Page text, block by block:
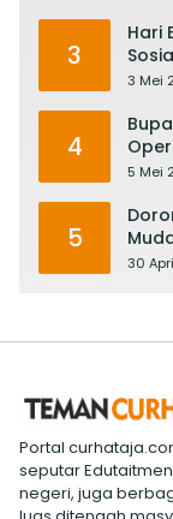
3
Hari
3 Mei
4
RS
5 Mei
5
30
Portal
seputar
negeri, juga